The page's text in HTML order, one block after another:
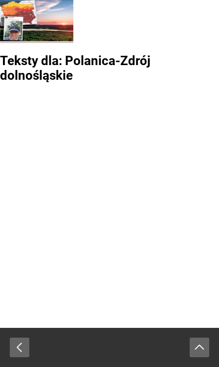
Teksty dla: Polanica-Zdrój
dolnośląskie